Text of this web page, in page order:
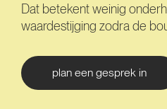
Dat betekent weinig
waardestijging zodra de
plan een gesprek in